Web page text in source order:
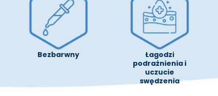
Bezbarwny
Łagodzi
podrażnienia i
uczucie
swędzenia